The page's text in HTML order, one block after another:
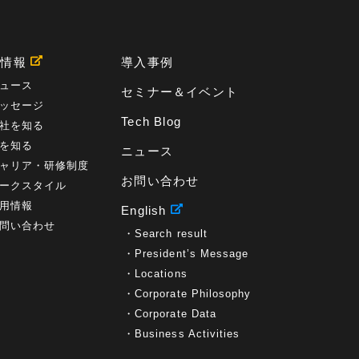
報
ース
セージ
を知る
知る
リア・研修制度
クスタイル
情報
い合わせ
導入事例
セミナー＆イベント
Tech Blog
ニュース
お問い合わせ
English
Search result
President’s Message
Locations
Corporate Philosophy
Corporate Data
Business Activities